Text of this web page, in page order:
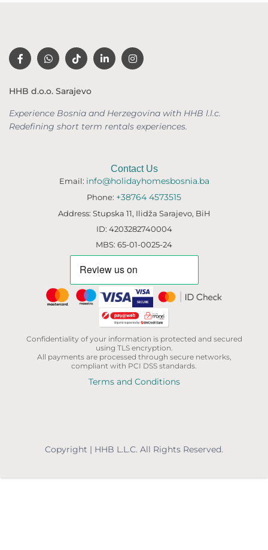
HHB d.o.o. Sarajevo
Experience Bosnia and Herzegovina with HHB l.l.c.
Redefining short term rentals experiences.
Contact Us
Email: info@holidayhomesbosnia.ba
Phone: +38764 4573515
Address: Stupska 11, Ilidža Sarajevo, BiH
ID: 4203282740004
MBS: 65-01-0025-24
Confidentiality of your information is protected and secured
using TLS encryption.
All payments are processed through secure networks,
compliant with PCI DSS standards.
Terms and Conditions
Copyright | HHB L.L.C. All Rights Reserved.